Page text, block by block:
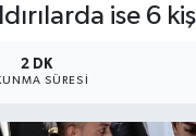
ise 6
2 DK
SÜRESI